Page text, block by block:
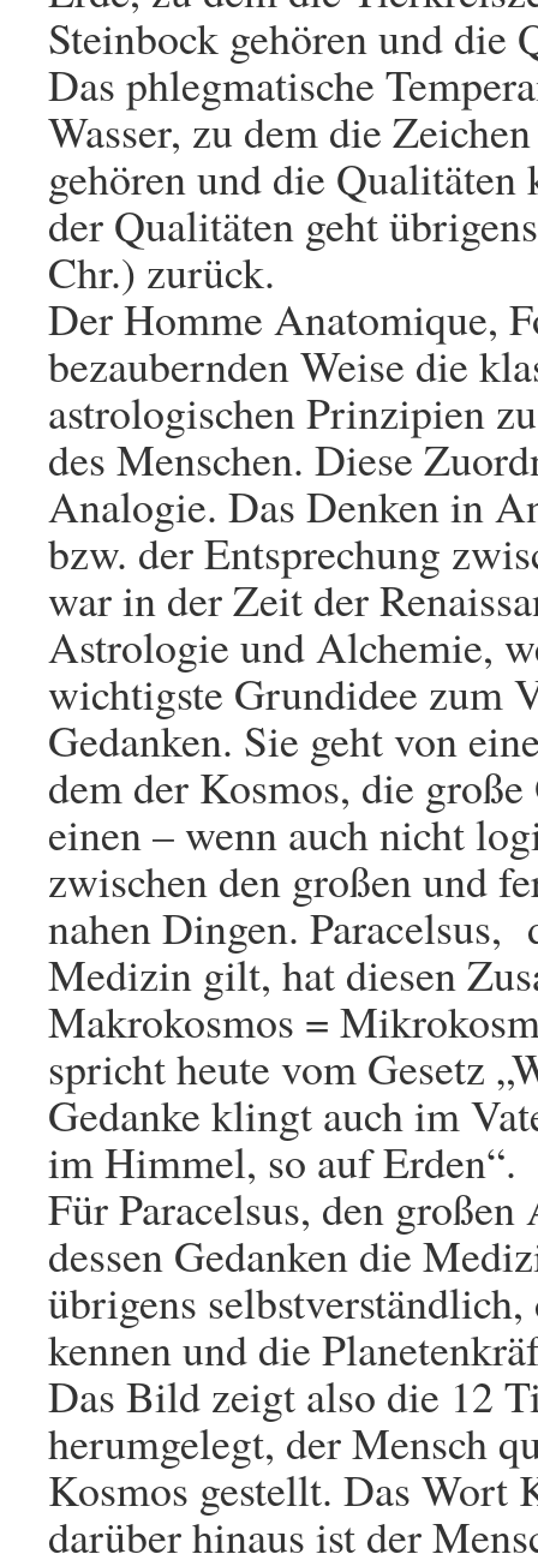
Steinbock gehören und die
Das phlegmatische
Wasser, zu dem die
gehören und die
der Qualitäten geht
Chr.) zurück.
Der Homme Anatomique,
bezaubernden Weise die
astrologischen Prinzipien
des Menschen. Diese
Analogie. Das Denken in
bzw. der Entsprechung
war in der Zeit der
Astrologie und Alchemie,
wichtigste Grundidee zum
Gedanken. Sie geht von
dem der Kosmos, die
einen – wenn auch nicht
zwischen den großen und
nahen Dingen. Paracelsus,
Medizin gilt, hat diesen
Makrokosmos =
spricht heute vom Gesetz
Gedanke klingt auch im
im Himmel, so auf Erden“.
Für Paracelsus, den
dessen Gedanken die
übrigens
kennen und die
Das Bild zeigt also die 12
herumgelegt, der Mensch
Kosmos gestellt. Das Wort
darüber hinaus ist der